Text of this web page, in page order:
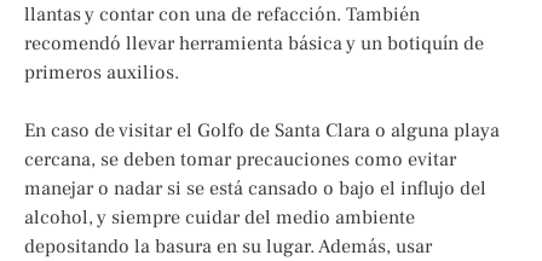
llantas y contar con una de refacción. También
recomendó llevar herramienta básica y un botiquín de
primeros auxilios.
En caso de visitar el Golfo de Santa Clara o alguna playa
cercana, se deben tomar precauciones como evitar
manejar o nadar si se está cansado o bajo el influjo del
alcohol, y siempre cuidar del medio ambiente
depositando la basura en su lugar. Además, usar